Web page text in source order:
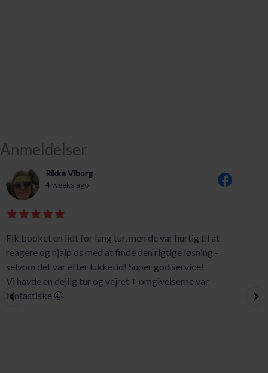
Anmeldelser
Rikke Viborg
4 weeks ago
Fik booket en lidt for lang tur, men de var hurtig til at
reagere og hjalp os med at finde den rigtige løsning -
selvom det var efter lukketid! Super god service!
Vi havde en dejlig tur og vejret + omgivelserne var
fantastiske 🤩